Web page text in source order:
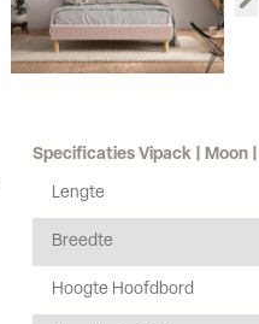
Specificaties Vipack | Moon
Lengte
Breedte
Hoogte Hoofdbord